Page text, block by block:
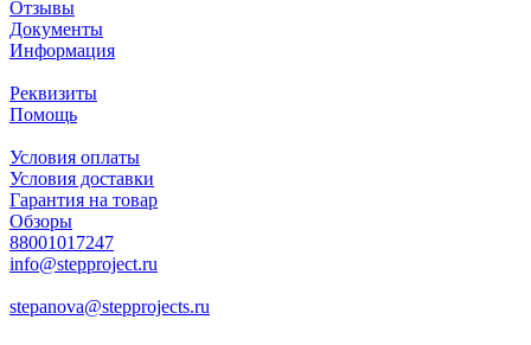
Отзывы
Документы
Информация
Реквизиты
Помощь
Условия оплаты
Условия доставки
Гарантия на товар
Обзоры
88001017247
info@stepproject.ru
stepanova@stepprojects.ru